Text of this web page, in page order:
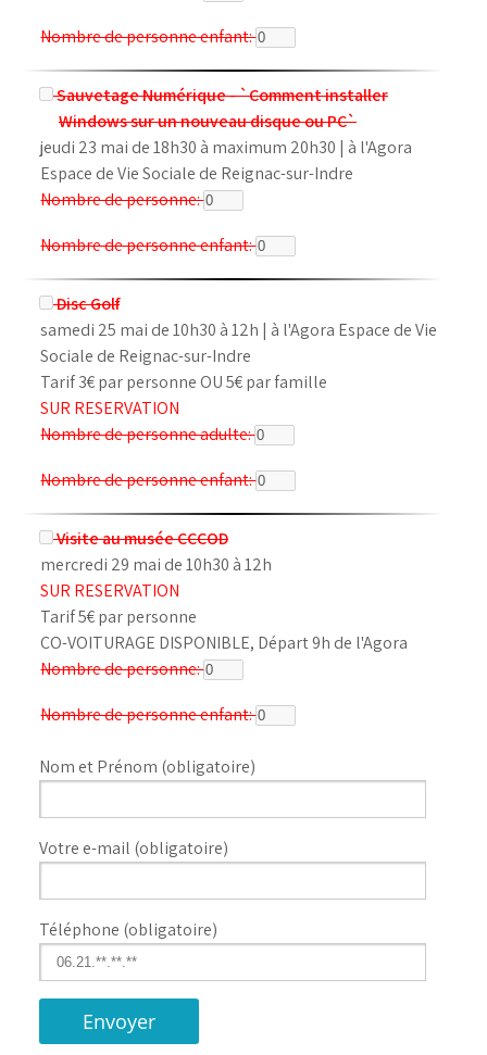
Nombre de personne enfant:
Sauvetage Numérique - `Comment installer
Windows sur un nouveau disque ou PC`
jeudi 23 mai de 18h30 à maximum 20h30 | à l'Agora
Espace de Vie Sociale de Reignac-sur-Indre
Nombre de personne:
Nombre de personne enfant:
Disc Golf
samedi 25 mai de 10h30 à 12h | à l'Agora Espace de Vie
Sociale de Reignac-sur-Indre
Tarif 3€ par personne OU 5€ par famille
SUR RESERVATION
Nombre de personne adulte:
Nombre de personne enfant:
Visite au musée CCCOD
mercredi 29 mai de 10h30 à 12h
SUR RESERVATION
Tarif 5€ par personne
CO-VOITURAGE DISPONIBLE, Départ 9h de l'Agora
Nombre de personne:
Nombre de personne enfant:
Nom et Prénom (obligatoire)
Votre e-mail (obligatoire)
Téléphone (obligatoire)